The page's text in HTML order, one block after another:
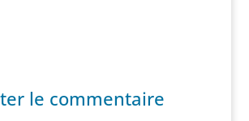
le commentaire